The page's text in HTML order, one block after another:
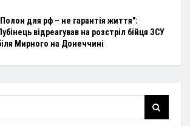
для рф – не гарантія життя":
відреагував на розстріл бійця ЗСУ
Мирного на Донеччині